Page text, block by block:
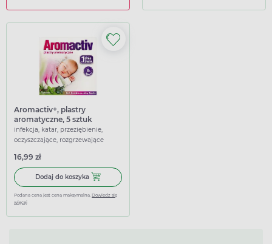
Aromactiv+, plastry
aromatyczne, 5 sztuk
infekcja, katar, przeziębienie,
oczyszczające, rozgrzewające
16,99 zł
Dodaj do koszyka Dodaj do koszyka Aromactiv+, plastry aromatyczne, 5
Podana cena jest ceną maksymalną. Dowiedz się
więcej